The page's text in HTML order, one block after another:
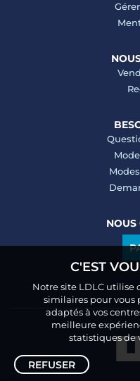
NOUS
C'EST
Notre site LDLC utilise
similaires pour vous
adaptés à vos
meilleure
statistiques de
REFUSER